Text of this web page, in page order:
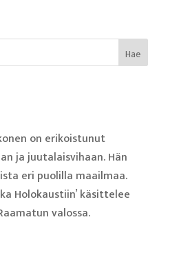
on erikoistunut
ja juutalaisvihaan. Hän
eri puolilla maailmaa.
Holokaustiin’ käsittelee
valossa.